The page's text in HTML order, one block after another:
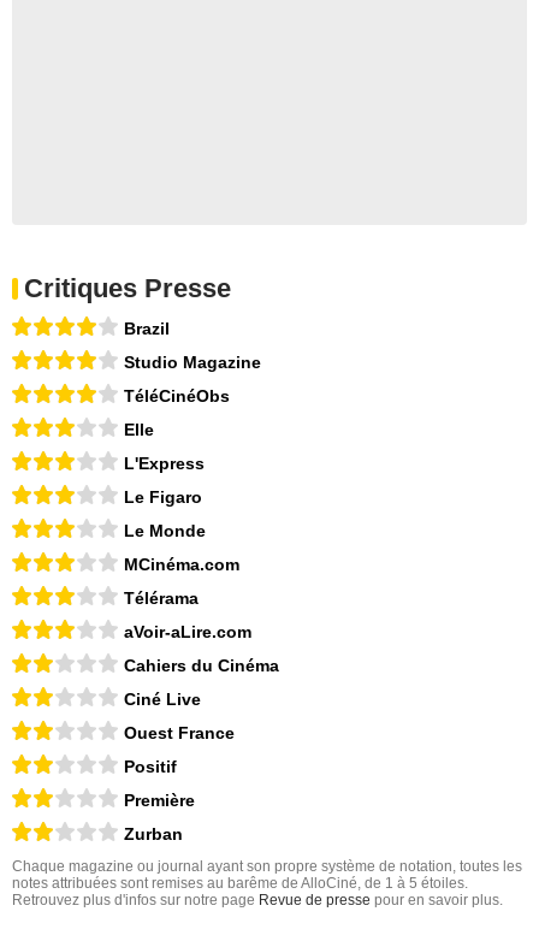
Critiques Presse
Brazil
Studio Magazine
TéléCinéObs
Elle
L'Express
Le Figaro
Le Monde
MCinéma.com
Télérama
aVoir-aLire.com
Cahiers du Cinéma
Ciné Live
Ouest France
Positif
Première
Zurban
Chaque magazine ou journal ayant son propre système de notation, toutes les
notes attribuées sont remises au barême de AlloCiné, de 1 à 5 étoiles.
Retrouvez plus d'infos sur notre page Revue de presse pour en savoir plus.